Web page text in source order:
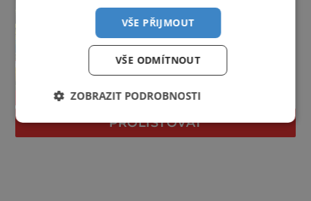
PROLISTOVAT
VŠE PŘIJMOUT
VŠE ODMÍTNOUT
ZOBRAZIT PODROBNOSTI